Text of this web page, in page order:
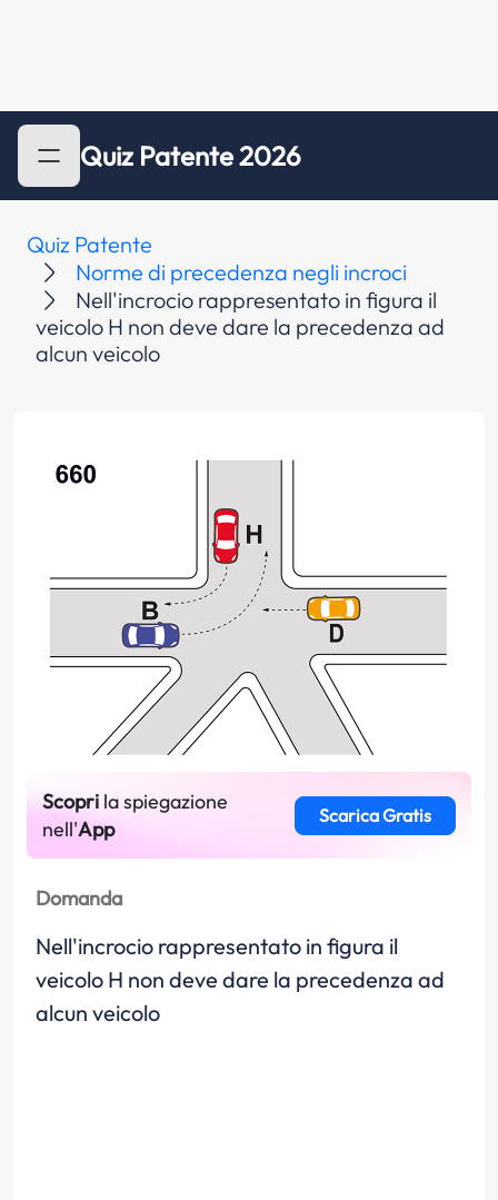
Quiz Patente 2026
Quiz Patente
Norme di precedenza negli incroci
Nell'incrocio rappresentato in figura il
veicolo H non deve dare la precedenza ad
alcun veicolo
Scopri la spiegazione
nell'App
Scarica Gratis
Domanda
Nell'incrocio rappresentato in figura il
veicolo H non deve dare la precedenza ad
alcun veicolo